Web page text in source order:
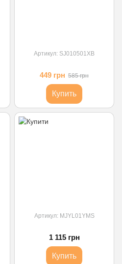
Артикул: SJ010501XB
449 грн 585 грн
Купить
Артикул: MJYL01YMS
1 115 грн
Купить